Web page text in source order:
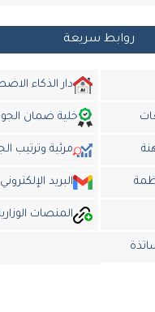
سريعة
دار الذكاء الاضطناعي
خلية ضمان الجودة
مرئية وترتيب الجامعة
البريد الإلكتروني المهني
المنصات الوزارية